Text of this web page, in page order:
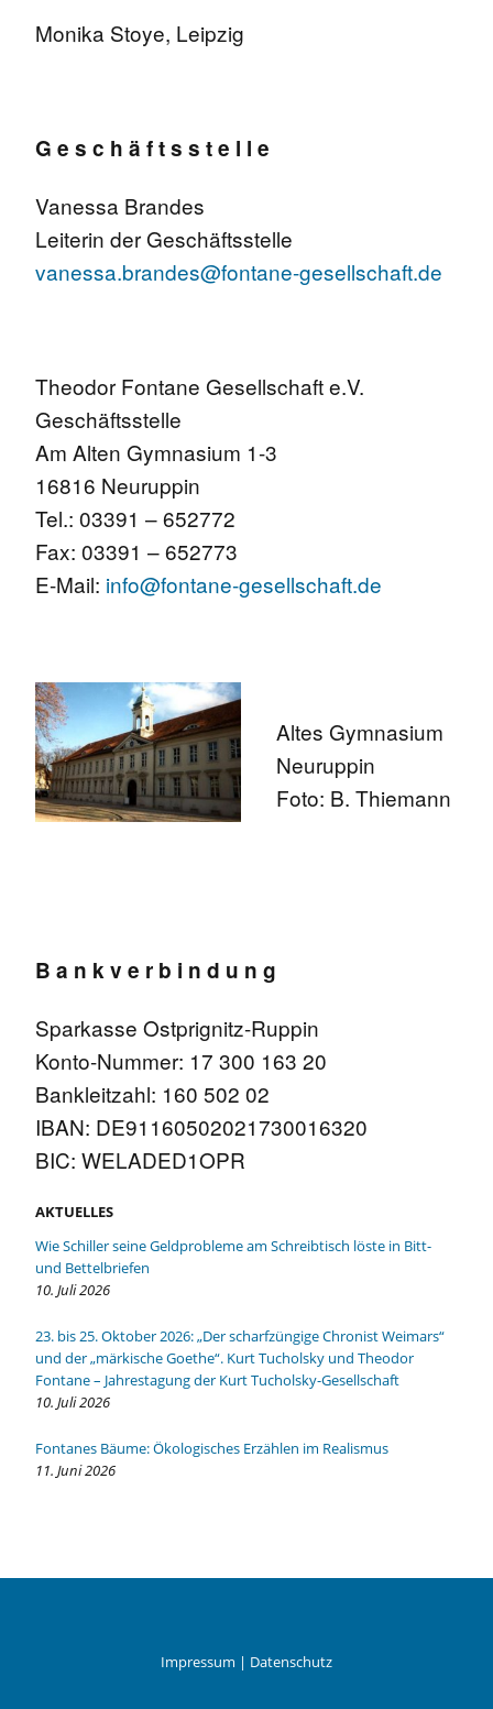
Monika Stoye, Leipzig
G e s c h ä f t s s t e l l e
Vanessa Brandes
Leiterin der Geschäftsstelle
vanessa.brandes@fontane-gesellschaft.de
Theodor Fontane Gesellschaft e.V.
Geschäftsstelle
Am Alten Gymnasium 1-3
16816 Neuruppin
Tel.: 03391 – 652772
Fax: 03391 – 652773
E-Mail: info@fontane-gesellschaft.de
Altes Gymnasium
Neuruppin
Foto: B. Thiemann
B a n k v e r b i n d u n g
Sparkasse Ostprignitz-Ruppin
Konto-Nummer: 17 300 163 20
Bankleitzahl: 160 502 02
IBAN: DE91160502021730016320
BIC: WELADED1OPR
AKTUELLES
Wie Schiller seine Geldprobleme am Schreibtisch löste in Bitt-
und Bettelbriefen
10. Juli 2026
23. bis 25. Oktober 2026: „Der scharfzüngige Chronist Weimars“
und der „märkische Goethe“. Kurt Tucholsky und Theodor
Fontane – Jahrestagung der Kurt Tucholsky-Gesellschaft
10. Juli 2026
Fontanes Bäume: Ökologisches Erzählen im Realismus
11. Juni 2026
Impressum | Datenschutz